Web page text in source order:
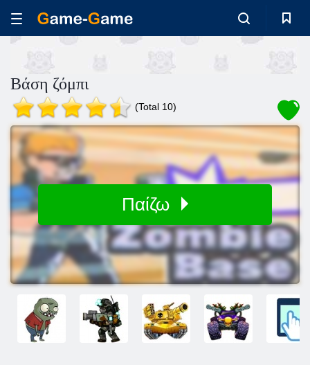
Βάση ζόμπι
(Total 10)
Παίζω